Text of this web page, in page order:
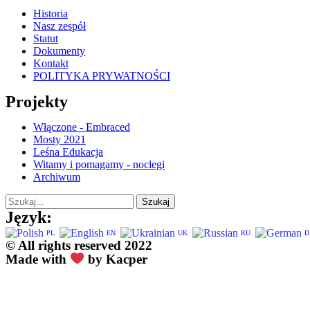
Historia
Nasz zespół
Statut
Dokumenty
Kontakt
POLITYKA PRYWATNOŚCI
Projekty
Włączone - Embraced
Mosty 2021
Leśna Edukacja
Witamy i pomagamy - noclegi
Archiwum
Szukaj
Język:
PL EN UK RU
© All rights reserved 2022
Made with
by Kacper